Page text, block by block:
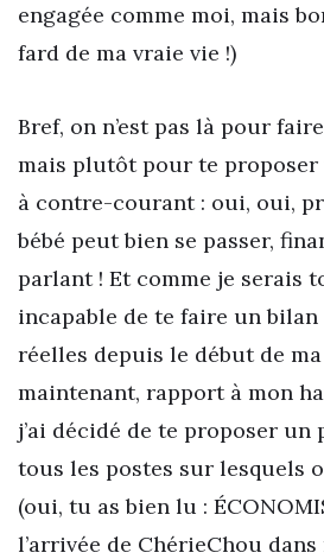
engagée comme moi, mais
fard de ma vraie vie !)
Bref, on n’est pas là pour
mais plutôt pour te
à contre-courant : oui, oui,
bébé peut bien se passer,
parlant ! Et comme je serais
incapable de te faire un bilan
réelles depuis le début de ma
maintenant, rapport à mon
j’ai décidé de te proposer
tous les postes sur lesquels
(oui, tu as bien lu :
l’arrivée de ChérieChou dans